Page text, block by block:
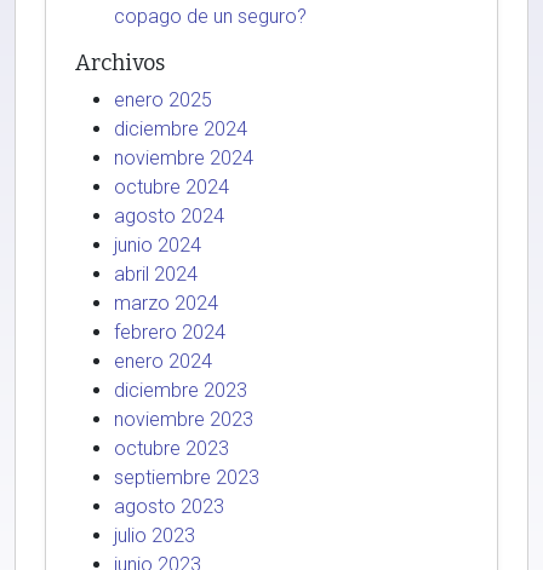
copago de un seguro?
Archivos
enero 2025
diciembre 2024
noviembre 2024
octubre 2024
agosto 2024
junio 2024
abril 2024
marzo 2024
febrero 2024
enero 2024
diciembre 2023
noviembre 2023
octubre 2023
septiembre 2023
agosto 2023
julio 2023
junio 2023